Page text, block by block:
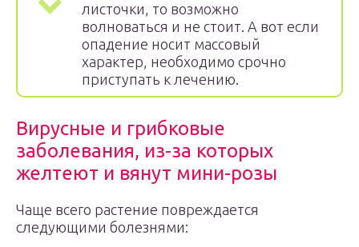
листочки, то возможно
волноваться и не стоит. А вот если
опадение носит массовый
характер, необходимо срочно
приступать к лечению.
Вирусные и грибковые
заболевания, из-за которых
желтеют и вянут мини-розы
Чаще всего растение повреждается
следующими болезнями: